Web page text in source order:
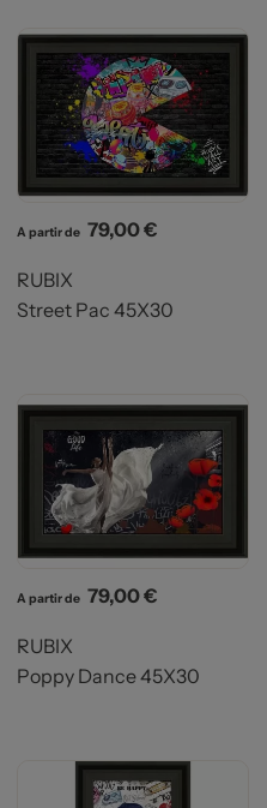
A partir de Prix
79,00 €
RUBIX
Street Pac 45X30
A partir de Prix
79,00 €
RUBIX
Poppy Dance 45X30